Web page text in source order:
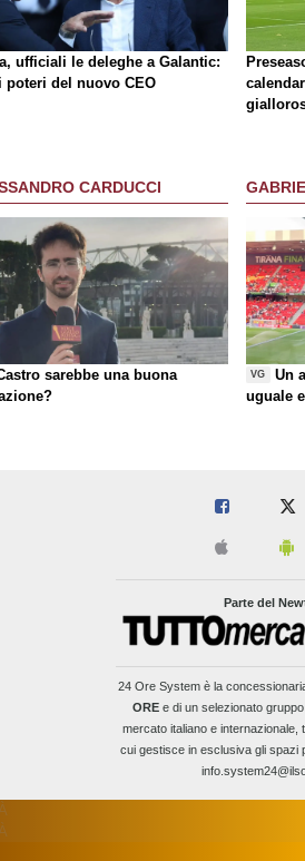
ufficiali le deleghe a Galantic:
poteri del nuovo CEO
CARDUCCI
sarebbe una buona
VG
Un
uguale
Parte del
24 Ore Systemè la
OREe di un selezionato
mercato italiano e internazionale,
cui gestisce in esclusiva gli spazi